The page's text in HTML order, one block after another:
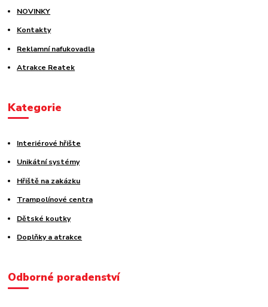
NOVINKY
Kontakty
Reklamní nafukovadla
Atrakce Reatek
Kategorie
Interiérové hřište
Unikátní systémy
Hřiště na zakázku
Trampolínové centra
Dětské koutky
Doplňky a atrakce
Odborné poradenství